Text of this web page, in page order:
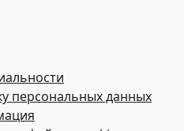
персональных данных